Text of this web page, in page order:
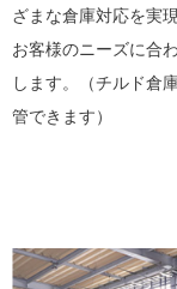
ざまな倉庫対応を実
お客様のニーズに合
します。（チルド倉
管できます）